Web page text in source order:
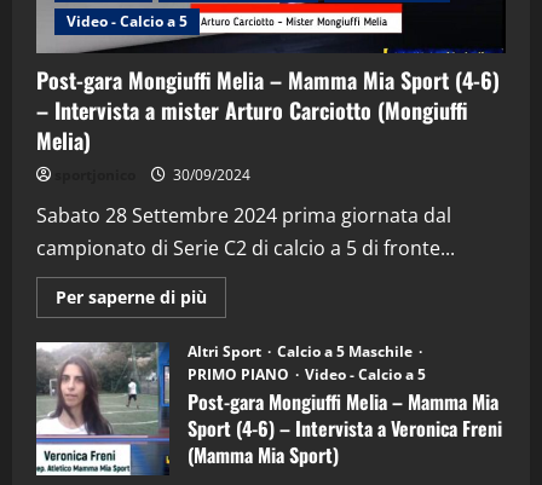
Video - Calcio a 5
Post-gara Mongiuffi Melia – Mamma Mia Sport (4-6)
– Intervista a mister Arturo Carciotto (Mongiuffi
Melia)
30/09/2024
Sabato 28 Settembre 2024 prima giornata dal
campionato di Serie C2 di calcio a 5 di fronte...
Per saperne di più
informazioni
Post-
gara
Mongiuffi
Melia
–
Mamma
Mia
Sport
Altri Sport
Calcio a 5 Maschile
PRIMO PIANO
Video - Calcio a 5
Post-gara Mongiuffi Melia – Mamma Mia
Sport (4-6) – Intervista a Veronica Freni
(Mamma Mia Sport)
2
“SportEmpire” in Podcast: 29^ Puntata
(Martedi 28 Aprile 2026)
28/04/2026
3
"SportEmpire" in Podcast
“SportEmpire” in Podcast: 28^ Puntata
(Martedi 21 Aprile 2026)
21/04/2026